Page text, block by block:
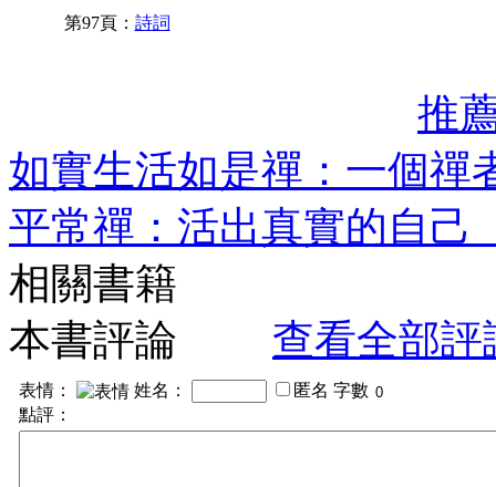
第97頁： 詩詞
推
如實生活如是禪：一個
平常禪：活出真實的自
相關書籍
本書評論
查看全部評
表情： 姓名： 匿名 字數
點評：